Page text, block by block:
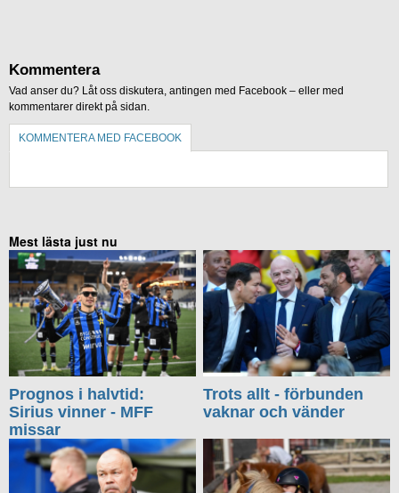
Kommentera
Vad anser du? Låt oss diskutera, antingen med Facebook – eller med
kommentarer direkt på sidan.
KOMMENTERA MED FACEBOOK
Mest lästa just nu
Prognos i halvtid:
Sirius vinner - MFF
missar
Trots allt - förbunden
vaknar och vänder